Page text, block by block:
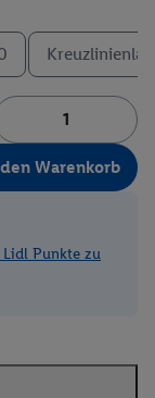
Warenkorb
Punkte zu